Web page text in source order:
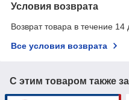
Условия возврата
Возврат товара в течение
Все условия возврата
С этим товаром также